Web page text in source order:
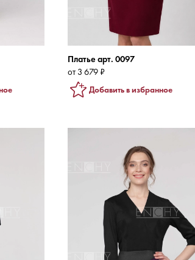
Платье арт. 0097
от 3 679 ₽
Добавить в избранное